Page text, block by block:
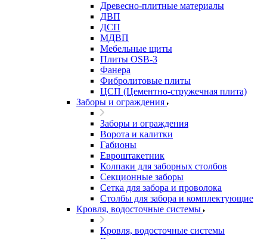
Древесно-плитные материалы
ДВП
ДСП
МДВП
Мебельные щиты
Плиты OSB-3
Фанера
Фибролитовые плиты
ЦСП (Цементно-стружечная плита)
Заборы и ограждения
Заборы и ограждения
Ворота и калитки
Габионы
Евроштакетник
Колпаки для заборных столбов
Секционные заборы
Сетка для забора и проволока
Столбы для забора и комплектующие
Кровля, водосточные системы
Кровля, водосточные системы